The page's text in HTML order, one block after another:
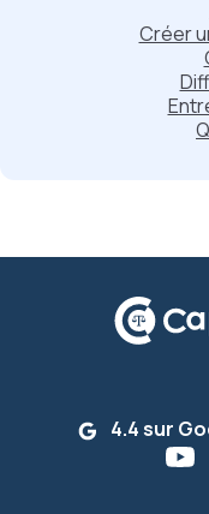
Créer
4.4 sur